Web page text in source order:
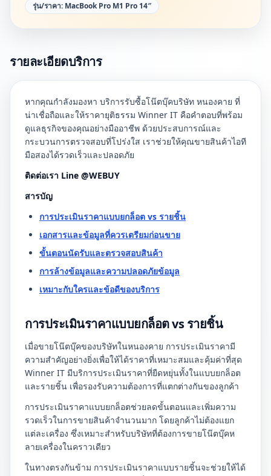
รุ่น/ราคา: MacBook Pro M1 Pro 14″
รายละเอียดบริการ
หากคุณกำลังมองหา บริการรับซื้อโน๊ตบุ๊คบริษัท หนองคาย ที่
น่าเชื่อถือและให้ราคายุติธรรม Winner IT คือคำตอบที่พร้อม
ดูแลธุรกิจของคุณอย่างมืออาชีพ ด้วยประสบการณ์และ
กระบวนการตรวจสอบที่โปร่งใส เราช่วยให้คุณขายสินค้าไอที
มือสองได้รวดเร็วและปลอดภัย
ติดต่อเรา Line @WEBUY
สารบัญ
การประเมินราคาแบบยกล็อต vs รายชิ้น
เอกสารและข้อมูลที่ควรเตรียมก่อนขาย
ขั้นตอนนัดรับและตรวจสอบสินค้า
การล้างข้อมูลและความปลอดภัยข้อมูล
เหมาะกับใครและข้อดีของบริการ
การประเมินราคาแบบยกล็อต vs รายชิ้น
เมื่อขายโน๊ตบุ๊คของบริษัทในหนองคาย การประเมินราคามี
ความสำคัญอย่างยิ่งเพื่อให้ได้ราคาที่เหมาะสมและคุ้มค่าที่สุด
Winner IT มีบริการประเมินราคาที่ยืดหยุ่นทั้งในแบบยกล็อต
และรายชิ้น เพื่อรองรับความต้องการที่แตกต่างกันของลูกค้า
การประเมินราคาแบบยกล็อตช่วยลดขั้นตอนและเพิ่มความ
รวดเร็วในการขายสินค้าจำนวนมาก โดยลูกค้าไม่ต้องแยก
แต่ละเครื่อง ซึ่งเหมาะสำหรับบริษัทที่ต้องการขายโน๊ตบุ๊คห
ลายเครื่องในคราวเดียว
ในทางตรงกันข้าม การประเมินราคาแบบรายชิ้นจะช่วยให้ได้